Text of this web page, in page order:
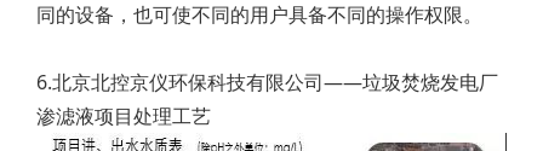
同的设备，也可使不同的用户具备不同的操作权限。
6.北京北控京仪环保科技有限公司——垃圾焚烧发电厂
渗滤液项目处理工艺